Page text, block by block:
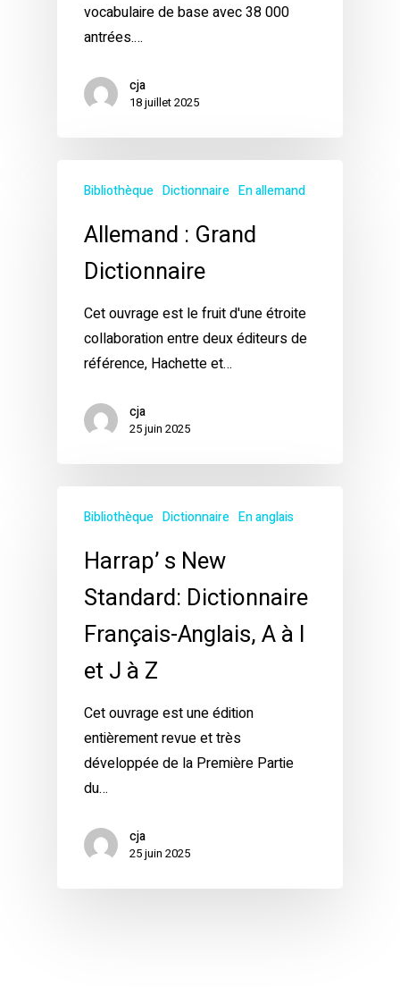
vocabulaire de base avec 38 000
antrées.…
cja
18 juillet 2025
Bibliothèque Dictionnaire En allemand
Allemand : Grand
Dictionnaire
Cet ouvrage est le fruit d'une étroite
collaboration entre deux éditeurs de
référence, Hachette et…
cja
25 juin 2025
Bibliothèque Dictionnaire En anglais
Harrap’ s New
Standard: Dictionnaire
Français-Anglais, A à I
et J à Z
Cet ouvrage est une édition
entièrement revue et très
développée de la Première Partie
du…
cja
25 juin 2025